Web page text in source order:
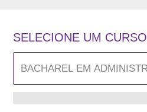
SELECIONE UM CURSO